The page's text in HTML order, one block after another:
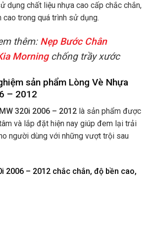
dụng chất liệu nhựa cao cấp chắc chắn,
cao trong quá trình sử dụng.
thêm: Nẹp Bước Chân
Morningchống trầy xước
sản phẩm Lòng Vè Nhựa
– 2012
320i 2006 – 2012 là sản phẩm được
và lắp đặt hiện nay giúp đem lại trải
người dùng với những vượt trội sau
2006 – 2012 chắc chắn, độ bền cao,